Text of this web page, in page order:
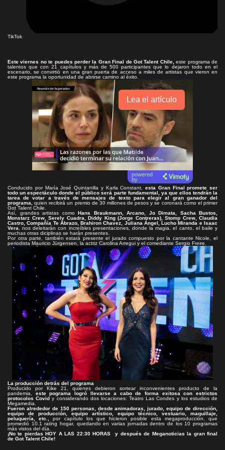
TikTok
Este viernes no te puedes perder la Gran Final de Got Talent Chile, este programa de
talentos que con 21 capítulos y más de 500 participantes que lo dejaron todo en el
escenario, se convirtió en una gran puerta de acceso a miles de artistas que vieron en
este programa la oportunidad de abrirse camino al éxito.
Lea el artículo
powered
by
Conducido por María José Quintanilla y Karla Constant,
esta Gran Final promete ser
todo un espectáculo donde el público será parte fundamental, ya que ellos tendrán la
tarea de votar a través de mensajes de texto para elegir al gran ganador del
programa,
quien recibirá un premio de 30 millones de pesos y se coronará como el primer
Got Talent Chile.
Así, grandes artistas como Hans Braukmann, Arcano, Jo Dimata, Sacha Bustos,
Monstarz Crew, Serely Cuadra, Diddy King (Jorge Contreras), Stomp Crew, Claudia
Castro, Compañía Te Abrazo, Brahiron Chavez, Juliana Ángel, Lucho Miranda e Isaac
Vera , nos deleitarán con increíbles presentaciones, donde la magia, el canto, el baile y
muchas otras diciplinas se harán presentes.
Por otra parte, también estará presente el jurado compuesto por la cantante Nicole, el
periodista Mauricio Jürgensen, la actriz Carolina Arregui y el comediante Sergio Freire.
La producción detrás del programa
Producido por Kike 21, quienes debieron sortear inconvenientes producto de la
pandemia, este pograma logró llevarse a cabo de forma exitosa con estrictos
protocolos Covid y considerando dos locaciones: Teatro Las Condes y los estudios de
Megamedia.
Fueron alrededor de 150 personas, desde animadoras, jurado, equipo de dirección,
equipo de producción, equipo artístico, equipo técnico, vestuario, maquillaje,
peluquería, etc.,
por capítulo los que hicieron posible esta megaproducción, que
promedió 10.1 rating hogar, quedando en varias jornadas dentro de los 10 programas
más vistos del día.
¡No te pierdas HOY A LAS 22:30 HORAS y después de Meganoticias la gran final
de Got Talent Chile!